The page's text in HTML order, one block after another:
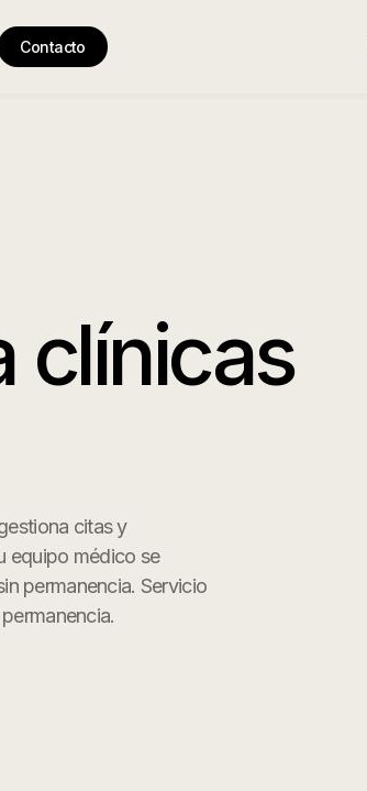
Contacto
clínicas
citas y
equipo médico se
permanencia. Servicio